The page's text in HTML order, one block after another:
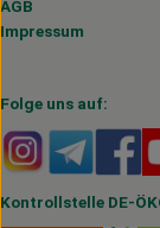
AGB
Impressum
Folge uns auf:
Externer
Kontrollstelle DE-